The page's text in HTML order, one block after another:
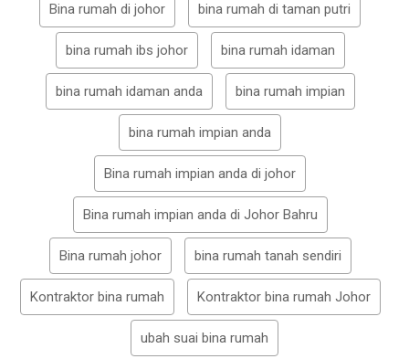
Bina rumah di johor bina rumah di taman putri
bina rumah ibs johor bina rumah idaman
bina rumah idaman anda bina rumah impian
bina rumah impian anda
Bina rumah impian anda di johor
Bina rumah impian anda di Johor Bahru
Bina rumah johor bina rumah tanah sendiri
Kontraktor bina rumah Kontraktor bina rumah Johor
ubah suai bina rumah